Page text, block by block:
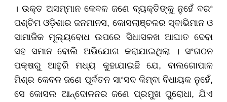
। ଉକ୍ତ ଅସମ୍ମାନ କେବଳ ଜଣେ ବ୍ୟକ୍ତିଙ୍କୁ ନୁହେଁ ବରଂ
ପଶ୍ଚିମ ଓଡ଼ିଶାର ଜନମାନସ, କୋସଲାଞ୍ଚଳର ସ୍ବାଭିମାନ ଓ
ସାମାଜିକ ମୂଲ୍ୟବୋଧ ଉପରେ ସିଧାସଳଖ ଆଘାତ ଦେବା
ସହ ସମାନ ବୋଲି ଅଭିଯୋଗ କରାଯାଇଥିଲା । ସଂଗଠନ
ପକ୍ଷରୁ ଆହୁରି ମଧ୍ୟ କୁହାଯାଇଛି ଯେ, ବାଲଗୋପାଳ
ମିଶ୍ର କେବଳ ଜଣେ ପୂର୍ବତନ ସାଂସଦ କିମ୍ବା ବିଧାୟକ ନୁହେଁ,
ସେ କୋସଲ ଆନ୍ଦୋଳନର ଜଣେ ପ୍ରମୁଖ ପୁରୋଧା, ଯିଏ